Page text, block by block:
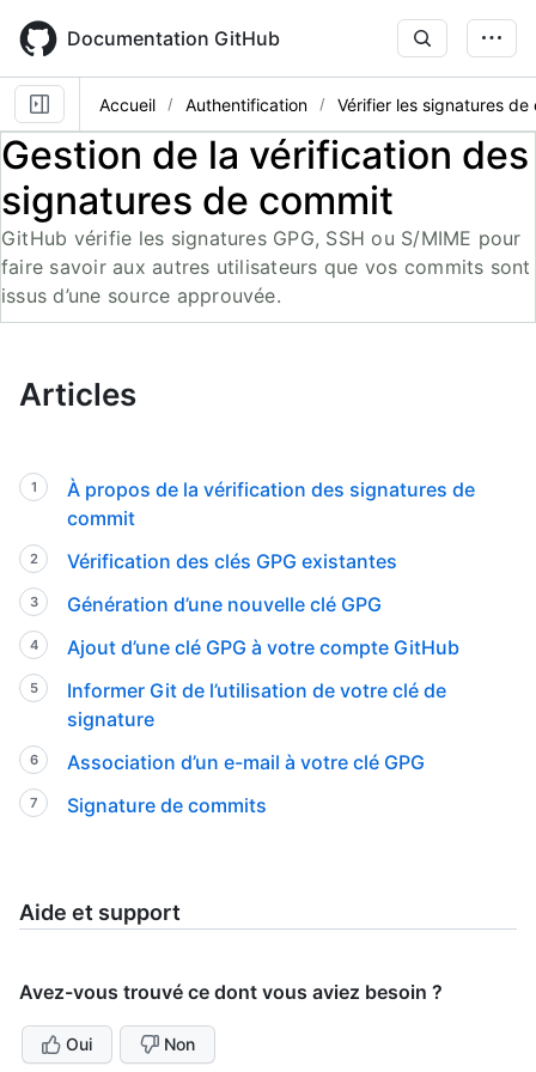
main
content
Documentation GitHub
Accueil Authentification Vérifier les signatures de
Gestion de la vérification des
signatures de commit
GitHub vérifie les signatures GPG, SSH ou S/MIME pour
faire savoir aux autres utilisateurs que vos commits sont
issus d’une source approuvée.
Articles
À propos de la vérification des signatures de
commit
Vérification des clés GPG existantes
Génération d’une nouvelle clé GPG
Ajout d’une clé GPG à votre compte GitHub
Informer Git de l’utilisation de votre clé de
signature
Association d’un e-mail à votre clé GPG
Signature de commits
Aide et support
Avez-vous trouvé ce dont vous aviez besoin ?
Oui Non